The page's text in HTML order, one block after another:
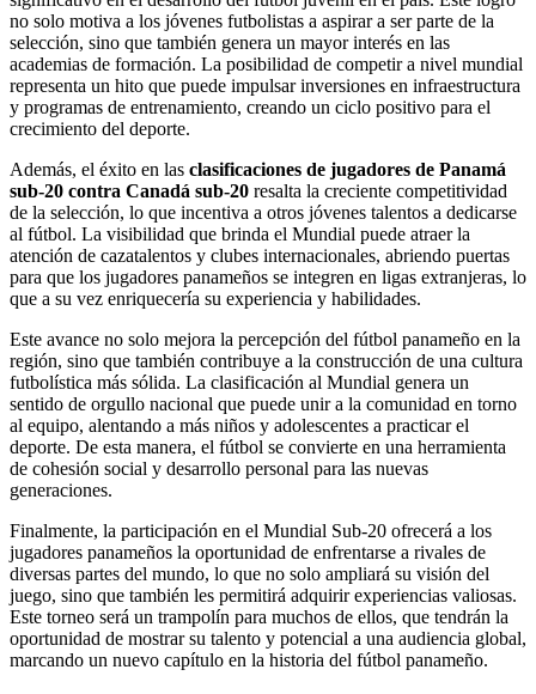
no solo motiva a los jóvenes futbolistas a aspirar a ser parte de la
selección, sino que también genera un mayor interés en las
academias de formación. La posibilidad de competir a nivel mundial
representa un hito que puede impulsar inversiones en infraestructura
y programas de entrenamiento, creando un ciclo positivo para el
crecimiento del deporte.
Además, el éxito en las clasificaciones de jugadores de Panamá
sub-20 contra Canadá sub-20 resalta la creciente competitividad
de la selección, lo que incentiva a otros jóvenes talentos a dedicarse
al fútbol. La visibilidad que brinda el Mundial puede atraer la
atención de cazatalentos y clubes internacionales, abriendo puertas
para que los jugadores panameños se integren en ligas extranjeras, lo
que a su vez enriquecería su experiencia y habilidades.
Este avance no solo mejora la percepción del fútbol panameño en la
región, sino que también contribuye a la construcción de una cultura
futbolística más sólida. La clasificación al Mundial genera un
sentido de orgullo nacional que puede unir a la comunidad en torno
al equipo, alentando a más niños y adolescentes a practicar el
deporte. De esta manera, el fútbol se convierte en una herramienta
de cohesión social y desarrollo personal para las nuevas
generaciones.
Finalmente, la participación en el Mundial Sub-20 ofrecerá a los
jugadores panameños la oportunidad de enfrentarse a rivales de
diversas partes del mundo, lo que no solo ampliará su visión del
juego, sino que también les permitirá adquirir experiencias valiosas.
Este torneo será un trampolín para muchos de ellos, que tendrán la
oportunidad de mostrar su talento y potencial a una audiencia global,
marcando un nuevo capítulo en la historia del fútbol panameño.